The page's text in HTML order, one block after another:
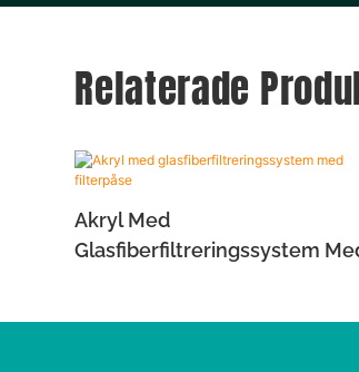
Relaterade
Akryl Med
Glasfiberfiltreringssystem